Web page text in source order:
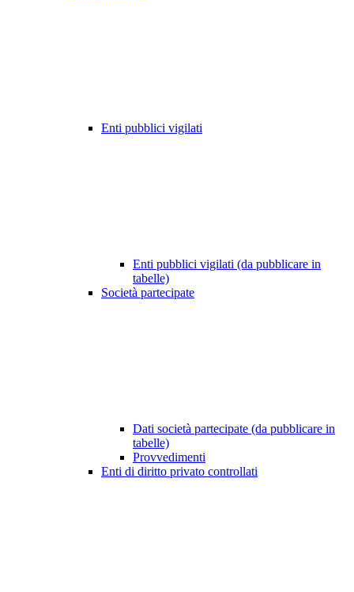
Enti pubblici vigilati
Enti pubblici vigilati (da pubblicare in
tabelle)
Società partecipate
Dati società partecipate (da pubblicare in
tabelle)
Provvedimenti
Enti di diritto privato controllati